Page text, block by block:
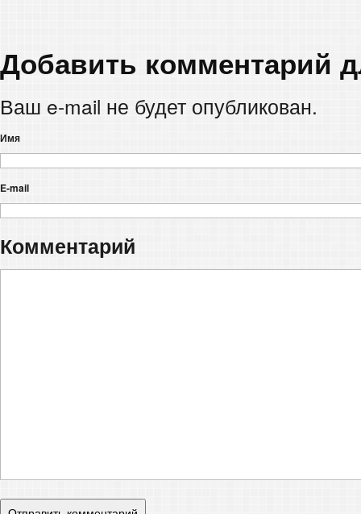
Добавить комментарий
Ваш e-mail не будет опубликован.
Имя
E-mail
Комментарий